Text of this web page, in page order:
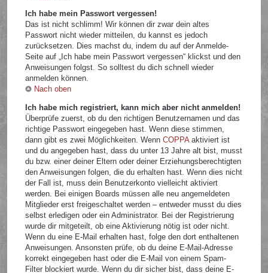
Ich habe mein Passwort vergessen!
Das ist nicht schlimm! Wir können dir zwar dein altes
Passwort nicht wieder mitteilen, du kannst es jedoch
zurücksetzen. Dies machst du, indem du auf der Anmelde-
Seite auf „Ich habe mein Passwort vergessen“ klickst und den
Anweisungen folgst. So solltest du dich schnell wieder
anmelden können.
Nach oben
Ich habe mich registriert, kann mich aber nicht anmelden!
Überprüfe zuerst, ob du den richtigen Benutzernamen und das
richtige Passwort eingegeben hast. Wenn diese stimmen,
dann gibt es zwei Möglichkeiten. WennCOPPAaktiviert ist
und du angegeben hast, dass du unter 13 Jahre alt bist, musst
du bzw. einer deiner Eltern oder deiner Erziehungsberechtigten
den Anweisungen folgen, die du erhalten hast. Wenn dies nicht
der Fall ist, muss dein Benutzerkonto vielleicht aktiviert
werden. Bei einigen Boards müssen alle neu angemeldeten
Mitglieder erst freigeschaltet werden – entweder musst du dies
selbst erledigen oder ein Administrator. Bei der Registrierung
wurde dir mitgeteilt, ob eine Aktivierung nötig ist oder nicht.
Wenn du eine E-Mail erhalten hast, folge den dort enthaltenen
Anweisungen. Ansonsten prüfe, ob du deine E-Mail-Adresse
korrekt eingegeben hast oder die E-Mail von einem Spam-
Filter blockiert wurde. Wenn du dir sicher bist, dass deine E-